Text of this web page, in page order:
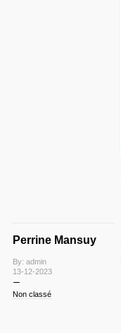
Perrine Mansuy
By: admin
13-12-2023
Non classé